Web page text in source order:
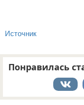
Источник
Понравилась